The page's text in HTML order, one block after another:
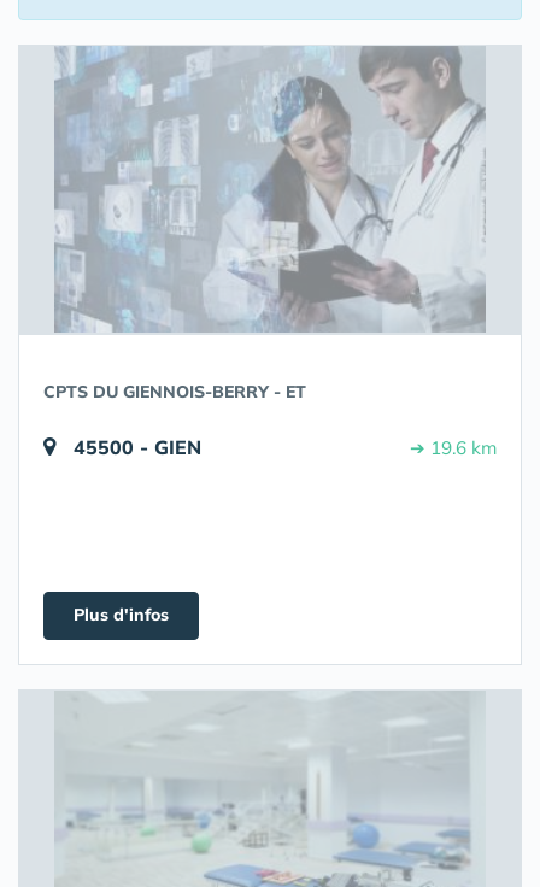
CPTS DU GIENNOIS-BERRY - ET
45500 - GIEN ➔ 19.6 km
Plus d'infos